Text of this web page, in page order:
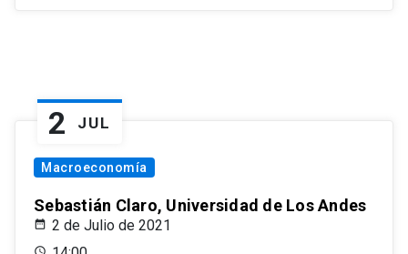
2 JUL
Macroeconomía
Sebastián Claro, Universidad de Los Andes
2 de Julio de 2021